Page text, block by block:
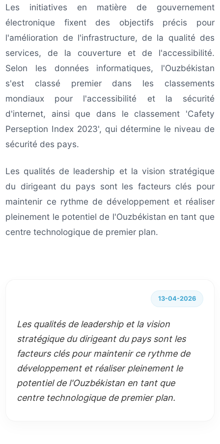
Les initiatives en matière de gouvernement
électronique fixent des objectifs précis pour
l'amélioration de l'infrastructure, de la qualité des
services, de la couverture et de l'accessibilité.
Selon les données informatiques, l'Ouzbékistan
s'est classé premier dans les classements
mondiaux pour l'accessibilité et la sécurité
d'internet, ainsi que dans le classement 'Cafety
Perseption Index 2023', qui détermine le niveau de
sécurité des pays.
Les qualités de leadership et la vision stratégique
du dirigeant du pays sont les facteurs clés pour
maintenir ce rythme de développement et réaliser
pleinement le potentiel de l'Ouzbékistan en tant que
centre technologique de premier plan.
13-04-2026
Les qualités de leadership et la vision
stratégique du dirigeant du pays sont les
facteurs clés pour maintenir ce rythme de
développement et réaliser pleinement le
potentiel de l'Ouzbékistan en tant que
centre technologique de premier plan.